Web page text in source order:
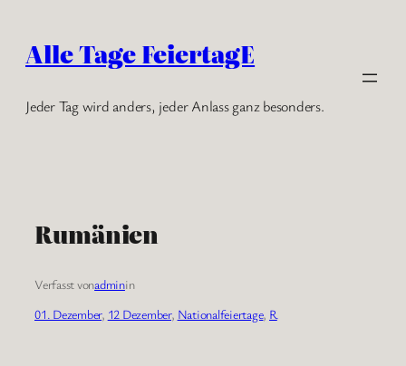
Inhalt
springen
Alle Tage FeiertagE
Jeder Tag wird anders, jeder Anlass ganz besonders.
Rumänien
Verfasst vonadminin
01. Dezember, 12 Dezember, Nationalfeiertage, R